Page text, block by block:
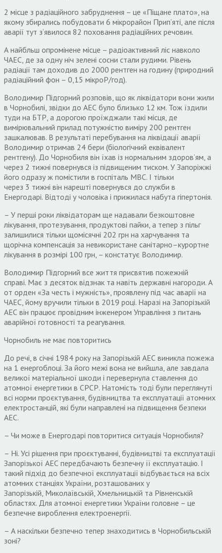
2 місце з радіаційного забруднення – це «Піщане плато», на
якому збирались побудовати 6 мікрорайон Прип‘яті, але після
аварії тут з‘явилося 82 поховання радіаційних речовин.
А найбльш опромінене місце – радіоактивний ліс навколо
ЧАЕС, де за одну ніч зелені сосни стали рудими. Рівень
радіації там доходив до 2000 рентген на годину (природний
радіаційний фон – 0,15 мікроР/год).
Володимир Підгорний розповів, що як ліквідатори вони жили
в Чорнобилі, звідки до АЕС було близько 12 км. Тож їздили
туди на БТР, а дорогою проїжджали такі місця, де
вимірювальний прилад потужністю виміру 200 рентген
зашкалював. В результаті перебування на ліквідації аварії
Володимир отримав 24 бери (біологічний еквівалент
рентгену). До Чорнобиля він їхав із нормальним здоров‘ям, а
через 2 тижні повернувся із підвищеним тиском. У Запоріжжі
його одразу ж помістили в госпіталь МВС. І тільки
через 3 тижні він нарешті повернувся до служби в
Енергодарі. Відтоді у чоловіка і прижилася набута гіпертонія.
– У перші роки ліквідаторам ще надавали безкоштовне
лікування, протезування, продуктові пайки, а тепер з пільг
залишилися тільки щомісячні 202 грн на харчування та
щорічна компенсація за невикористане санітарно–курортне
лікування в розмірі 100 грн, – констатує Володимир.
Володимир Підгорний все життя присвятив пожежній
справі. Має з десяток відзнак та навіть державні нагороди. А
от орден «За честь і мужність», проявлену під час аварії на
ЧАЕС, йому вручили тільки в 2019 році. Наразі на Запорізькій
АЕС він працює провідним інженером Управління з питань
аварійної готовності та реагування.
Чорнобиль не має повторитись
До речі, в січні 1984 року на Запорізькій АЕС виникла пожежа
на 1 енергоблоці. За його межі вона не вийшла, але завдала
великої матеріальної шкоди і перевернула ставлення до
атомної енергетики в СРСР. Натомість тоді були переглянуті
всі норми проєктування, будівництва та експлуатації атомних
електростанцій, які були направлені на підвищення безпеки
АЕС.
– Чи може в Енергодарі повторитися ситуація Чорнобиля?
– Ні. Усі рішення при проєктуванні, будівництві та експлуатації
Запорізької АЕС передбачають безпечну її експлуатацію. І
такий підхід до безпечної експлуатації відбувається на всіх
атомних станціях України, розташованих у
Запорізькій, Миколаївській, Хмельницькій та Рівненській
областях. Для атомної енергетики України головне – це
безпечне вироблення електроенергії.
– А наскільки безпечно тепер знаходитись в Чорнобильській
зоні?